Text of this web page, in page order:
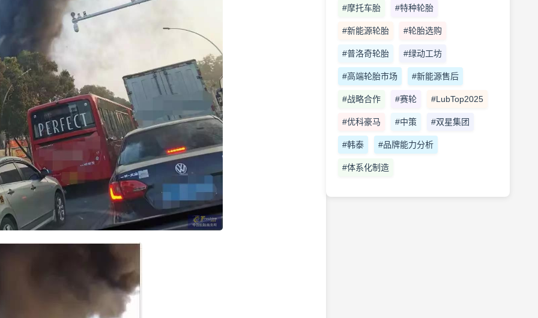
#摩托车胎 #特种轮胎
#新能源轮胎 #轮胎选购
#普洛奇轮胎 #绿动工坊
#高端轮胎市场 #新能源售后
#战略合作 #赛轮 #LubTop2025
#优科豪马 #中策 #双星集团
#韩泰 #品牌能力分析
#体系化制造